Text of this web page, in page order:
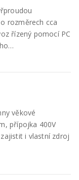
rozměrech cca
řízený pomocí PC
věkové
přípojka 400V
i vlastní zdroj